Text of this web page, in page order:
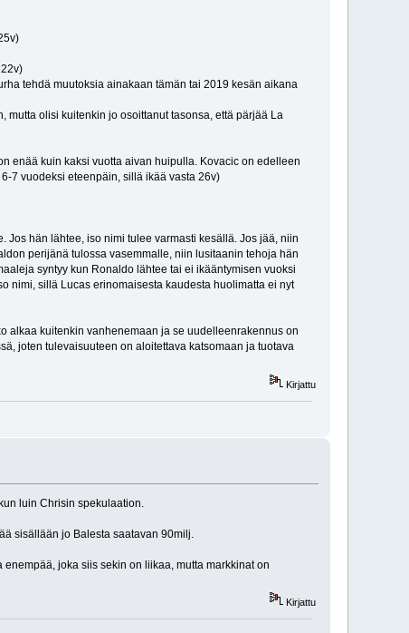
tehdä muutoksia ainakaan tämän tai 2019 kesän aikana
olisi kuitenkin jo osoittanut tasonsa, että pärjää La
enää kuin kaksi vuotta aivan huipulla. Kovacic on edelleen
7 vuodeksi eteenpäin, sillä ikää vasta 26v)
hän lähtee, iso nimi tulee varmasti kesällä. Jos jää, niin
perijänä tulossa vasemmalle, niin lusitaanin tehoja hän
syntyy kun Ronaldo lähtee tai ei ikääntymisen vuoksi
nimi, sillä Lucas erinomaisesta kaudesta huolimatta ei nyt
alkaa kuitenkin vanhenemaan ja se uudelleenrakennus on
joten tulevaisuuteen on aloitettava katsomaan ja tuotava
Kirjattu
luin Chrisin spekulaation.
sisällään jo Balesta saatavan 90milj.
joka siis sekin on liikaa, mutta markkinat on
Kirjattu